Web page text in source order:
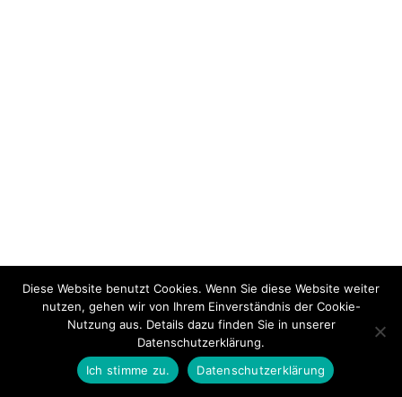
Diese Website benutzt Cookies. Wenn Sie diese Website weiter
nutzen, gehen wir von Ihrem Einverständnis der Cookie-
Nutzung aus. Details dazu finden Sie in unserer
Datenschutzerklärung.
Ich stimme zu.
Datenschutzerklärung